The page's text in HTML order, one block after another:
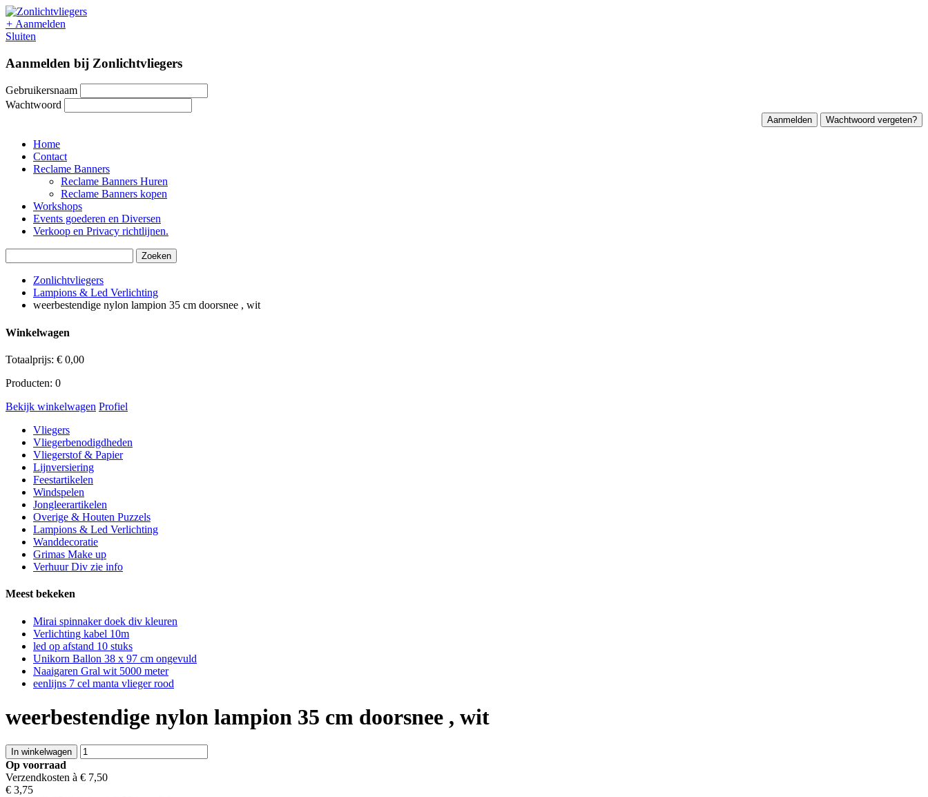
+ Aanmelden
Sluiten
Aanmelden bij Zonlichtvliegers
Gebruikersnaam
Wachtwoord
Home
Contact
Reclame Banners
Reclame Banners Huren
Reclame Banners kopen
Workshops
Events goederen en Diversen
Verkoop en Privacy richtlijnen.
Zonlichtvliegers
Lampions & Led Verlichting
weerbestendige nylon lampion 35 cm doorsnee , wit
Winkelwagen
Totaalprijs: € 0,00
Producten: 0
Bekijk winkelwagen Profiel
Vliegers
Vliegerbenodigdheden
Vliegerstof & Papier
Lijnversiering
Feestartikelen
Windspelen
Jongleerartikelen
Overige & Houten Puzzels
Lampions & Led Verlichting
Wanddecoratie
Grimas Make up
Verhuur Div zie info
Meest bekeken
Mirai spinnaker doek div kleuren
Verlichting kabel 10m
led op afstand 10 stuks
Unikorn Ballon 38 x 97 cm ongevuld
Naaigaren Gral wit 5000 meter
eenlijns 7 cel manta vlieger rood
weerbestendige nylon lampion 35 cm doorsnee , wit
Op voorraad
Verzendkosten à € 7,50
€ 3,75